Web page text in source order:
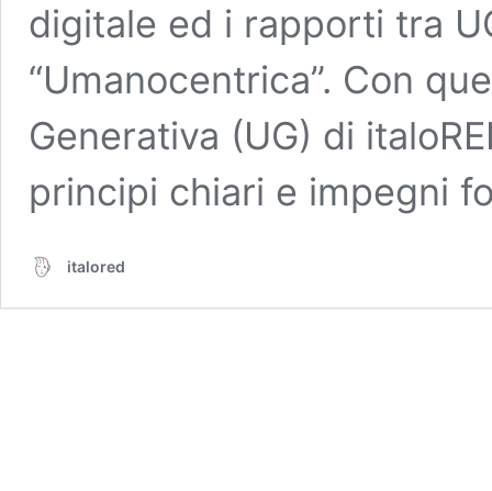
digitale ed i rapporti tra
“Umanocentrica”. Con
Generativa (UG) di
principi chiari e impegni
italored